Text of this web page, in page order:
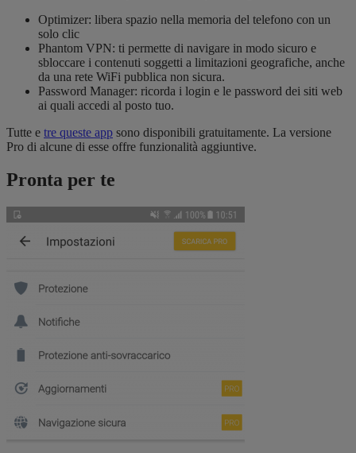
Optimizer: libera spazio nella memoria del telefono con un
solo clic
Phantom VPN: ti permette di navigare in modo sicuro e
sbloccare i contenuti soggetti a limitazioni geografiche, anche
da una rete WiFi pubblica non sicura.
Password Manager: ricorda i login e le password dei siti web
ai quali accedi al posto tuo.
Tutte e tre queste app sono disponibili gratuitamente. La versione
Pro di alcune di esse offre funzionalità aggiuntive.
Pronta per te